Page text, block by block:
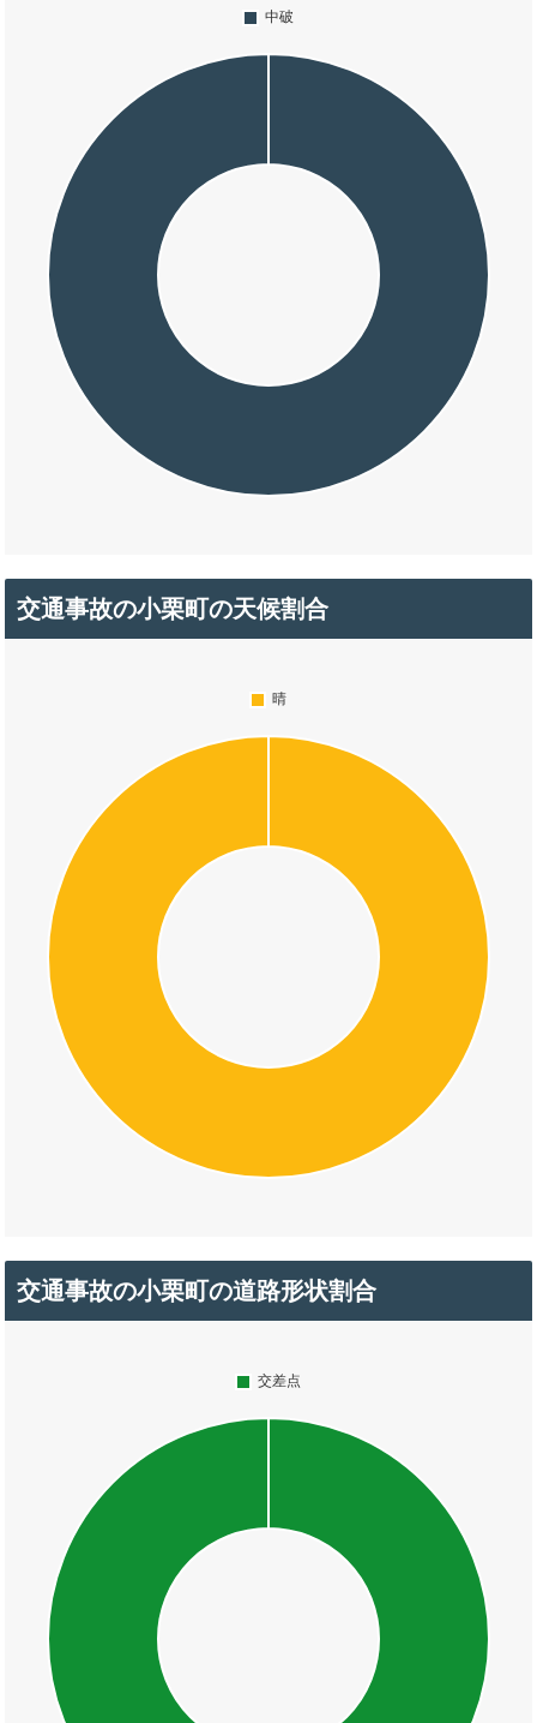
交通事故の小栗町の天候割合
交通事故の小栗町の道路形状割合